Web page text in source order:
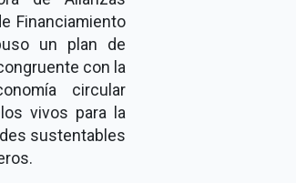
Financiamiento
un plan de
con la
circular
vivos para la
sustentables